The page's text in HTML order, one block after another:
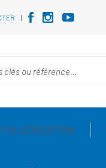
PULVERISATION